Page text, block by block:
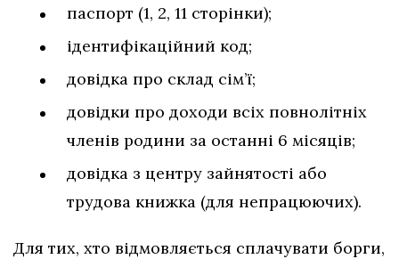
паспорт (1, 2, 11 сторінки);
ідентифікаційний код;
довідка про склад сім’ї;
довідки про доходи всіх повнолітніх
членів родини за останні 6 місяців;
довідка з центру зайнятості або
трудова книжка (для непрацюючих).
Для тих, хто відмовляється сплачувати борги,